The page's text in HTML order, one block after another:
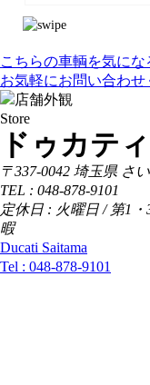
こちらの車輌を気に
お気軽にお問い合わせ
Store
ドゥカテ
〒337-0042 埼玉県 さ
TEL : 048-878-9101
定休日 : 火曜日 / 第1
暇
Ducati Saitama
Tel : 048-878-9101